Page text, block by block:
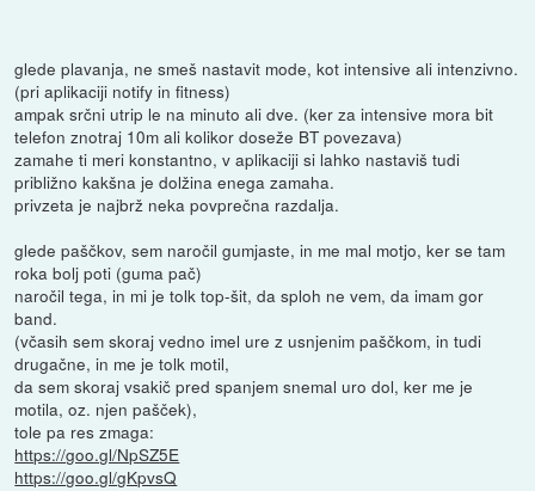
glede plavanja, ne smeš nastavit mode, kot intensive ali intenzivno.
(pri aplikaciji notify in fitness)
ampak srčni utrip le na minuto ali dve. (ker za intensive mora bit
telefon znotraj 10m ali kolikor doseže BT povezava)
zamahe ti meri konstantno, v aplikaciji si lahko nastaviš tudi
približno kakšna je dolžina enega zamaha.
privzeta je najbrž neka povprečna razdalja.
glede paščkov, sem naročil gumjaste, in me mal motjo, ker se tam
roka bolj poti (guma pač)
naročil tega, in mi je tolk top-šit, da sploh ne vem, da imam gor
band.
(včasih sem skoraj vedno imel ure z usnjenim paščkom, in tudi
drugačne, in me je tolk motil,
da sem skoraj vsakič pred spanjem snemal uro dol, ker me je
motila, oz. njen pašček),
tole pa res zmaga:
https://goo.gl/NpSZ5E
https://goo.gl/gKpvsQ